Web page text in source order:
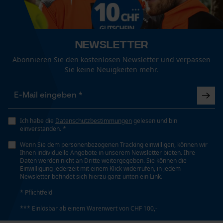
Jahreszeit
Ganzjahresartikel
Optik/Muster
Zweifarbig, Reflektierend
Schnittschutztyp
Typ A
Schnittschutzklasse
Klasse 1 Arbeiten mit einer Kettensäge mit einer
Kettengeschwindigkeit von bis zu 20 m/s
Taschentyp
Nicht im Trommeltrockner trocknen
Waschen 40 °C
Pflegehinweise
Folgen Sie den Pflegehinweisen auf dem Etikett., Die
Kleidung nach dem Waschen glatt ziehen und
liegend oder hängend trocknen lassen., Von Hand
waschen oder im Schonwaschgang der
Waschmaschine.
Newsletter
Abonnieren Sie den kostenlosen Newsletter und verpassen
Sie keine Neuigkeiten mehr.
Ich habe die Datenschutzbestimmungen gelesen und bin
einverstanden. *
Wenn Sie dem personenbezogenen Tracking einwilligen, können wir
Ihnen individuelle Angebote in unserem Newsletter bieten. Ihre
Daten werden nicht an Dritte weitergegeben. Sie können die
Einwilligung jederzeit mit einem Klick widerrufen, in jedem
Newsletter befindet sich hierzu ganz unten ein Link.
* Pflichtfeld
*** Einlösbar ab einem Warenwert von CHF 100,-
Funktionale Cookies
Loop54 Personalization
YouTube-Videos
Google Maps
Kontaktaufnahme per Chat
Marketing Cookies